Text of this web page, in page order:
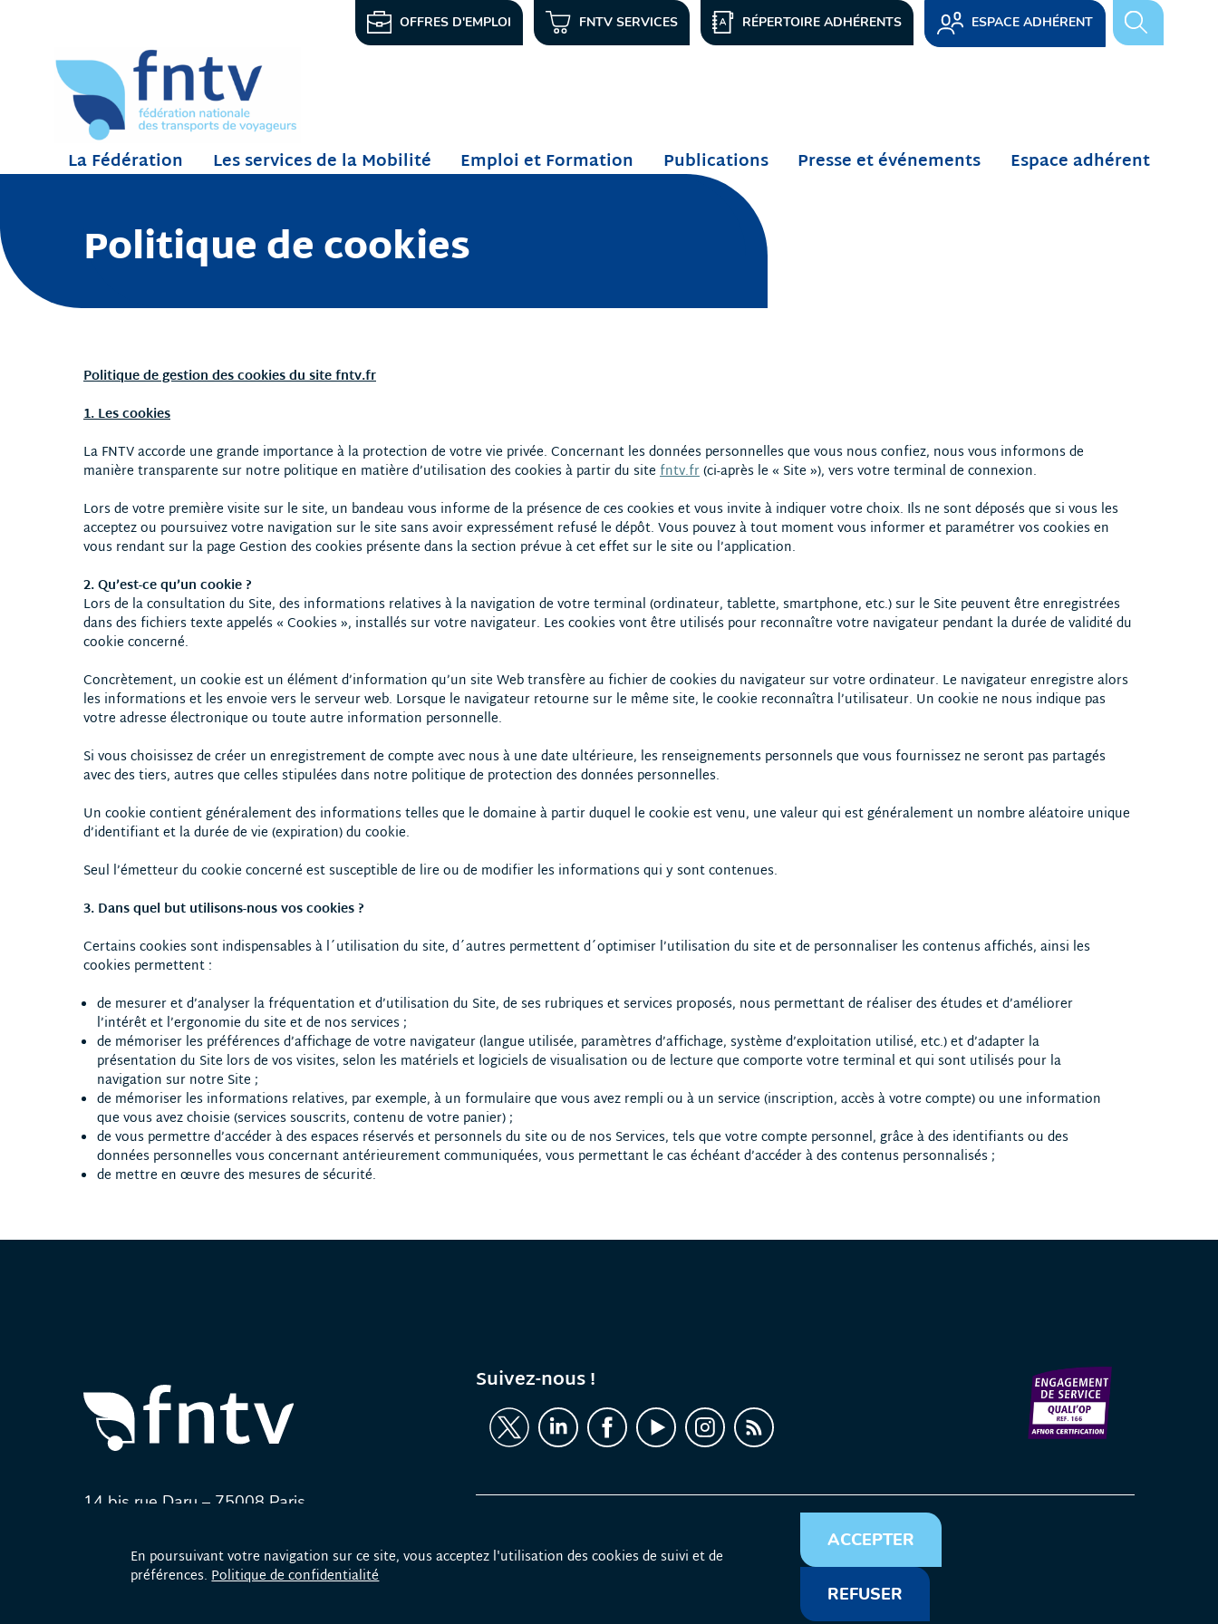
En poursuivant votre navigation sur ce site, vous acceptez l'utilisation des cookies de suivi et de
préférences.Politique de confidentialité
ACCEPTER
REFUSER
OFFRES D'EMPLOI FNTV SERVICES RÉPERTOIRE ADHÉRENTS ESPACE ADHÉRENT
La Fédération Les services de la Mobilité Emploi et Formation Publications Presse et événements Espace adhérent
Politique de cookies
Politique de gestion des cookies du site fntv.fr
1. Les cookies
La FNTVaccorde une grande importance à la protection de votre vie privée. Concernant les données personnelles que vous nous confiez, nous vous informons de
manière transparente sur notre politique en matière d’utilisation des cookies à partir du site fntv.fr(ci-après le « Site »), vers votre terminal de connexion.
Lors de votre première visite sur le site, un bandeau vous informe de la présence de ces cookies et vous invite à indiquer votre choix. Ils ne sont déposés que si vous les
acceptez ou poursuivez votre navigation sur le site sans avoir expressément refusé le dépôt. Vous pouvez à tout moment vous informer et paramétrer vos cookies en
vous rendant sur la page Gestion des cookies présente dans la section prévue à cet effet sur le site ou l’application.
2. Qu’est-ce qu’un cookie ?
Lors de la consultation du Site, des informations relatives à la navigation de votre terminal (ordinateur, tablette, smartphone, etc.) sur le Site peuvent être enregistrées
dans des fichiers texte appelés « Cookies », installés sur votre navigateur. Les cookies vont être utilisés pour reconnaître votre navigateur pendant la durée de validité du
cookie concerné.
Concrètement, un cookie est un élément d’information qu’un site Web transfère au fichier de cookies du navigateur sur votre ordinateur. Le navigateur enregistre alors
les informations et les envoie vers le serveur web. Lorsque le navigateur retourne sur le même site, le cookie reconnaîtra l’utilisateur. Un cookie ne nous indique pas
votre adresse électronique ou toute autre information personnelle.
Si vous choisissez de créer un enregistrement de compte avec nous à une date ultérieure, les renseignements personnels que vous fournissez ne seront pas partagés
avec des tiers, autres que celles stipulées dans notre politique de protection des données personnelles.
Un cookie contient généralement des informations telles que le domaine à partir duquel le cookie est venu, une valeur qui est généralement un nombre aléatoire unique
d’identifiant et la durée de vie (expiration) du cookie.
Seul l’émetteur du cookie concerné est susceptible de lire ou de modifier les informations qui y sont contenues.
3. Dans quel but utilisons-nous vos cookies ?
Certains cookies sont indispensables à l´utilisation du site, d´autres permettent d´optimiser l’utilisation du site et de personnaliser les contenus affichés, ainsi les
cookies permettent :
de mesurer et d’analyser la fréquentation et d’utilisation du Site, de ses rubriques et services proposés, nous permettant de réaliser des études et d’améliorer
l’intérêt et l’ergonomie du site et de nos services ;
de mémoriser les préférences d’affichage de votre navigateur (langue utilisée, paramètres d’affichage, système d’exploitation utilisé, etc.) et d’adapter la
présentation du Site lors de vos visites, selon les matériels et logiciels de visualisation ou de lecture que comporte votre terminal et qui sont utilisés pour la
navigation sur notre Site ;
de mémoriser les informations relatives, par exemple, à un formulaire que vous avez rempli ou à un service (inscription, accès à votre compte) ou une information
que vous avez choisie (services souscrits, contenu de votre panier) ;
de vous permettre d’accéder à des espaces réservés et personnels du site ou de nos Services, tels que votre compte personnel, grâce à des identifiants ou des
données personnelles vous concernant antérieurement communiquées, vous permettant le cas échéant d’accéder à des contenus personnalisés ;
de mettre en œuvre des mesures de sécurité.
14 bis rue Daru – 75008 Paris
Suivez-nous !
Plan du siteCrédits Liens utiles